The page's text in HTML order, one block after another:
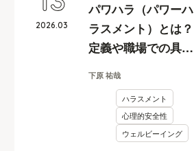
パワハラ（パワーハ
ラスメント）とは？
定義や職場での具体
防止措置を学ぶ
下原 祐哉
ハラスメント
心理的安全性
ウェルビーイング
2026.03